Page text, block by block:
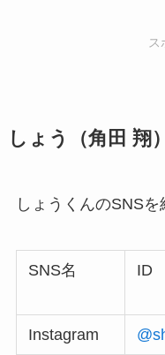
ス
しょう（角田 翔
しょうくんのSNSを
SNS名 ID
Instagram